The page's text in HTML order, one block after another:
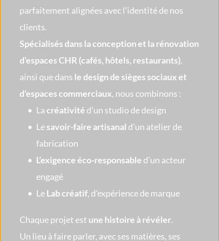
parfaitement alignées avec l’identité de nos
clients.
Spécialisés dans la conception et la rénovation
d’espaces CHR (cafés, hôtels, restaurants),
ainsi que dans le design de sièges sociaux et
d'espaces commerciaux, nous combinons :
La créativité d’un studio de design
Le savoir-faire artisanal d’un atelier de
fabrication
L’exigence éco-responsable d’un acteur
engagé
Le Lab créatif, d'expérience de marque
Chaque projet est une histoire à révéler.
Un lieu à faire parler, avec ses matières, ses